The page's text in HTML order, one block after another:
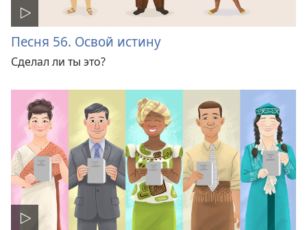
Песня 56. Освой истину
Сделал ли ты это?